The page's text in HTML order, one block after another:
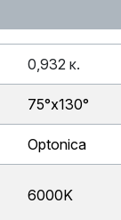
0,932 κ.
75°x130°
Optonica
6000K